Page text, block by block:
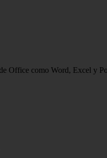
Office como Word, Excel y